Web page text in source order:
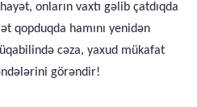
onların vaxtı gəlib çatdıqda
qopduqda hamını yenidən
cəza, yaxud mükafat
görəndir!